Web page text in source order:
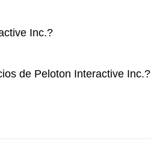
Inc.?
de Peloton Interactive Inc.?